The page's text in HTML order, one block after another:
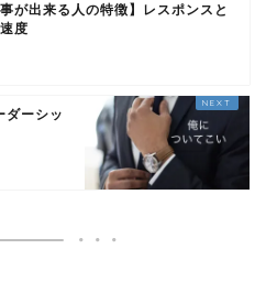
事が出来る人の特徴】レスポンスと
度
ダーシッ